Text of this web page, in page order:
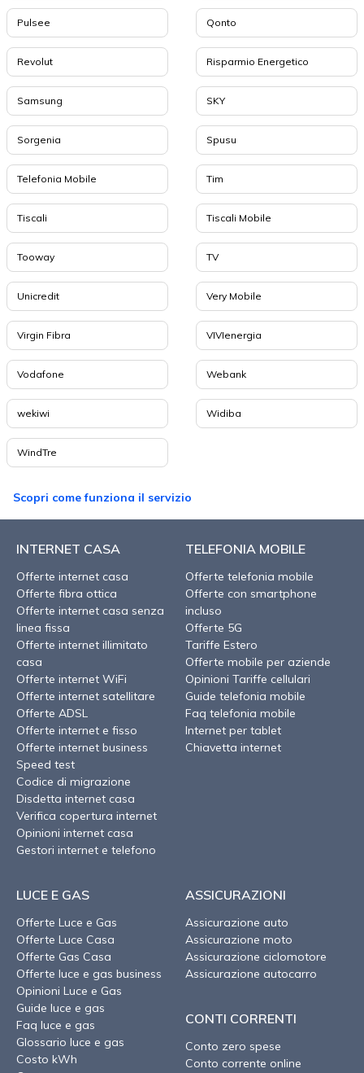
Pulsee Qonto
Revolut Risparmio Energetico
Samsung SKY
Sorgenia Spusu
Telefonia Mobile Tim
Tiscali Tiscali Mobile
Tooway TV
Unicredit Very Mobile
Virgin Fibra VIVIenergia
Vodafone Webank
wekiwi Widiba
WindTre
Scopri come funziona il servizio
INTERNET CASA
Offerte internet casa
Offerte fibra ottica
Offerte internet casa senza
linea fissa
Offerte internet illimitato
casa
Offerte internet WiFi
Offerte internet satellitare
Offerte ADSL
Offerte internet e fisso
Offerte internet business
Speed test
Codice di migrazione
Disdetta internet casa
Verifica copertura internet
Opinioni internet casa
Gestori internet e telefono
TELEFONIA MOBILE
Offerte telefonia mobile
Offerte con smartphone
incluso
Offerte 5G
Tariffe Estero
Offerte mobile per aziende
Opinioni Tariffe cellulari
Guide telefonia mobile
Faq telefonia mobile
Internet per tablet
Chiavetta internet
LUCE E GAS
Offerte Luce e Gas
Offerte Luce Casa
Offerte Gas Casa
Offerte luce e gas business
Opinioni Luce e Gas
Guide luce e gas
Faq luce e gas
Glossario luce e gas
Costo kWh
ASSICURAZIONI
Assicurazione auto
Assicurazione moto
Assicurazione ciclomotore
Assicurazione autocarro
CONTI CORRENTI
Conto zero spese
Conto corrente online